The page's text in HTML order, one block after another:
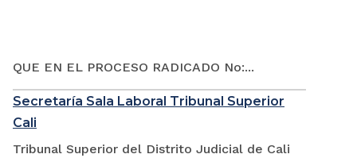
QUE EN EL PROCESO RADICADO No:...
Secretaría Sala Laboral Tribunal Superior
Cali
Tribunal Superior del Distrito Judicial de Cali